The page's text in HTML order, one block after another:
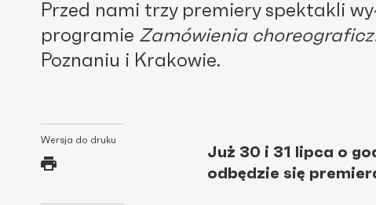
Przed nami trzy premiery spektakli
programie Zamówienia
Poznaniu i Krakowie.
Wersja do druku
Już 30 i 31 lipca o
odbędzie się